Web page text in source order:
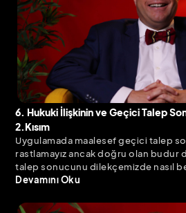
6. Hukuki İlişkinin ve Geçici Talep
2.Kısım
Uygulamada maalesef geçici talep
rastlamayız ancak doğru olan budur
talep sonucunu dilekçemizde nasıl
sonucumuzu kesin talep sonucuna
reddi durumunu güncel Yargıtay
Devamını Oku